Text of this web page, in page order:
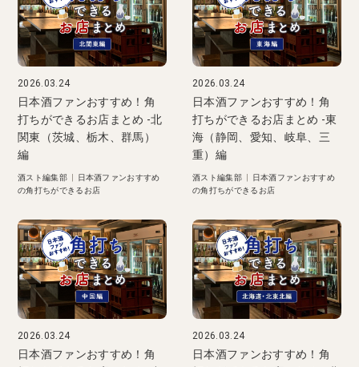
2026.03.24
日本酒ファンおすすめ！角
打ちができるお店まとめ -北
関東（茨城、栃木、群馬）
編
酒スト編集部|
日本酒ファンおすすめ
の角打ちができるお店
2026.03.24
日本酒ファンおすすめ！角
打ちができるお店まとめ -東
海（静岡、愛知、岐阜、三
重）編
酒スト編集部
日本酒ファンおすすめ
の角打ちができるお店
2026.03.24
日本酒ファンおすすめ！角
2026.03.24
日本酒ファンおすすめ！角